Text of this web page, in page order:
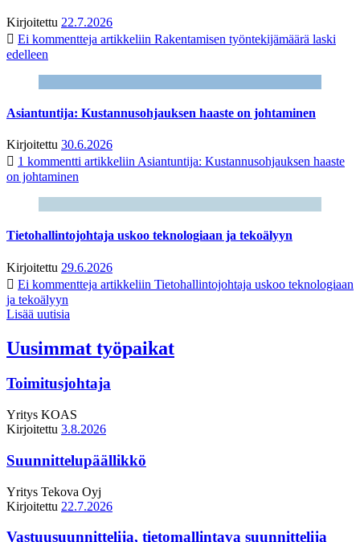
Kirjoitettu 22.7.2026
Ei kommentteja artikkeliin Rakentamisen työntekijämäärä laski
edelleen
Asiantuntija: Kustannusohjauksen haaste on johtaminen
Kirjoitettu 30.6.2026
1 kommentti artikkeliin Asiantuntija: Kustannusohjauksen haaste
on johtaminen
Tietohallintojohtaja uskoo teknologiaan ja tekoälyyn
Kirjoitettu 29.6.2026
Ei kommentteja artikkeliin Tietohallintojohtaja uskoo teknologiaan
ja tekoälyyn
Lisää uutisia
Uusimmat työpaikat
Toimitusjohtaja
Yritys KOAS
Kirjoitettu 3.8.2026
Suunnittelupäällikkö
Yritys Tekova Oyj
Kirjoitettu 22.7.2026
Vastuusuunnittelija, tietomallintava suunnittelija